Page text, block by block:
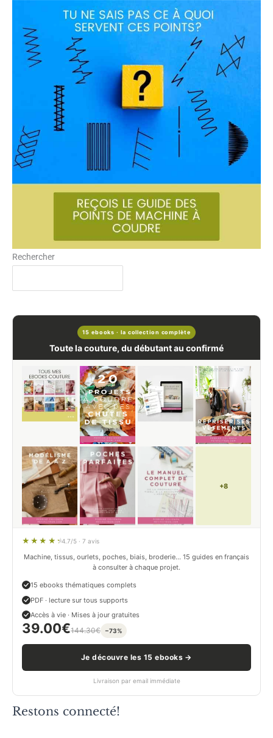
Rechercher
15 ebooks · la collection complète
Toute la couture, du débutant au confirmé
+8
4.7/5 · 7 avis
Machine, tissus, ourlets, poches, biais, broderie… 15 guides en français
à consulter à chaque projet.
15 ebooks thématiques complets
PDF · lecture sur tous supports
Accès à vie · Mises à jour gratuites
39.00€144.30€ −73%
Je découvre les 15 ebooks →
Livraison par email immédiate
Restons connecté!